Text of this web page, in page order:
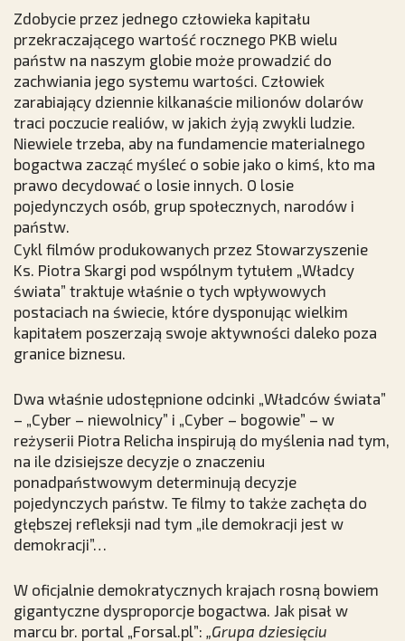
Zdobycie przez jednego człowieka kapitału
przekraczającego wartość rocznego PKB wielu
państw na naszym globie może prowadzić do
zachwiania jego systemu wartości. Człowiek
zarabiający dziennie kilkanaście milionów dolarów
traci poczucie realiów, w jakich żyją zwykli ludzie.
Niewiele trzeba, aby na fundamencie materialnego
bogactwa zacząć myśleć o sobie jako o kimś, kto ma
prawo decydować o losie innych. O losie
pojedynczych osób, grup społecznych, narodów i
państw.
Cykl filmów produkowanych przez Stowarzyszenie
Ks. Piotra Skargi pod wspólnym tytułem „Władcy
świata” traktuje właśnie o tych wpływowych
postaciach na świecie, które dysponując wielkim
kapitałem poszerzają swoje aktywności daleko poza
granice biznesu.
Dwa właśnie udostępnione odcinki „Władców świata”
– „Cyber – niewolnicy” i „Cyber – bogowie” – w
reżyserii Piotra Relicha inspirują do myślenia nad tym,
na ile dzisiejsze decyzje o znaczeniu
ponadpaństwowym determinują decyzje
pojedynczych państw. Te filmy to także zachęta do
głębszej refleksji nad tym „ile demokracji jest w
demokracji”…
W oficjalnie demokratycznych krajach rosną bowiem
gigantyczne dysproporcje bogactwa. Jak pisał w
marcu br. portal „Forsal.pl”: „Grupa dziesięciu